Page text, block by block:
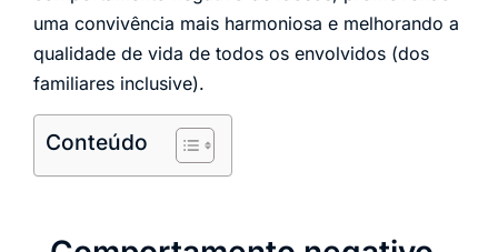
uma convivência mais harmoniosa e melhorando a
qualidade de vida de todos os envolvidos (dos
familiares inclusive).
Conteúdo